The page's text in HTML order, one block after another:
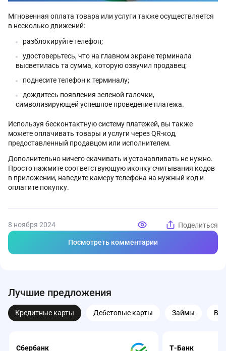
Мгновенная оплата товара или услуги также осуществляется
в несколько движений:
разблокируйте телефон;
удостоверьтесь, что на главном экране терминала
высветилась та сумма, которую озвучил продавец;
поднесите телефон к терминалу;
дождитесь появления зеленой галочки,
символизирующей успешное проведение платежа.
Используя бесконтактную систему платежей, вы также
можете оплачивать товары и услуги через QR-код,
предоставленный продавцом или исполнителем.
Дополнительно ничего скачивать и устанавливать не нужно.
Просто нажмите соответствующую иконку считывания кодов
в приложении, наведите камеру телефона на нужный код и
оплатите покупку.
8 ноября 2024 Поделиться
Посмотреть комментарии
Лучшие предложения
Кредитные карты Дебетовые карты Займы
Сбербанк Т-Банк